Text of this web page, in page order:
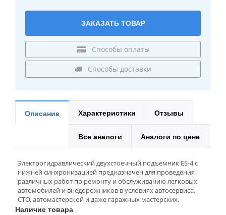
ЗАКАЗАТЬ ТОВАР
Способы оплаты
Способы доставки
Описание Характеристики Отзывы
Все аналоги Аналоги по цене
Электрогидравлический двухстоечный подъемник ES-4 с
нижней синхронизацией предназначен для проведения
различных работ по ремонту и обслуживанию легковых
автомобилей и внедорожников в условиях автосервиса,
СТО, автомастерской и даже гаражных мастерских.
Наличие товара